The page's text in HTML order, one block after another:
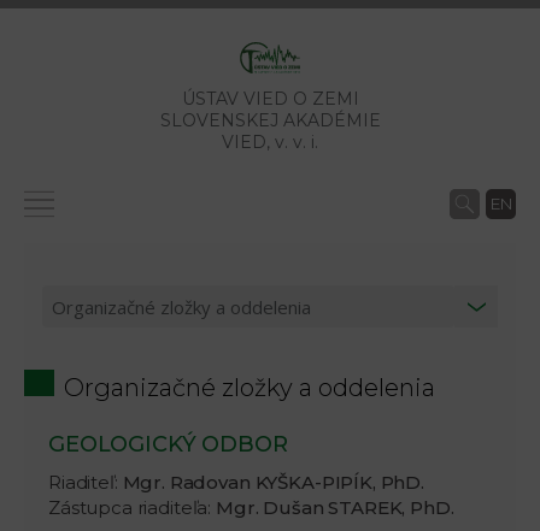
ÚSTAV VIED O ZEMI
SLOVENSKEJ AKADÉMIE
VIED, v. v. i.
EN
Organizačné zložky a oddelenia
GEOLOGICKÝ ODBOR
Riaditeľ: Mgr. Radovan KYŠKA-PIPÍK, PhD.
Zástupca riaditeľa: Mgr. Dušan STAREK, PhD.